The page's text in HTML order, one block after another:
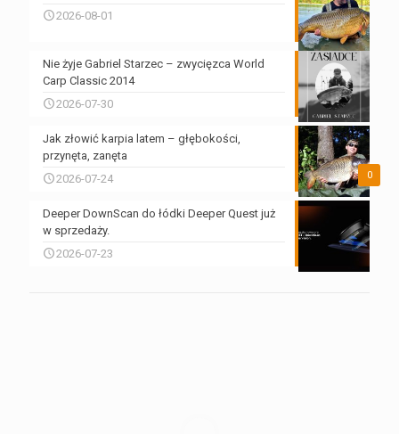
2026-08-01
Nie żyje Gabriel Starzec – zwycięzca World
Carp Classic 2014
2026-07-30
0
Jak złowić karpia latem – głębokości,
przynęta, zanęta
2026-07-24
Deeper DownScan do łódki Deeper Quest już
w sprzedaży.
2026-07-23